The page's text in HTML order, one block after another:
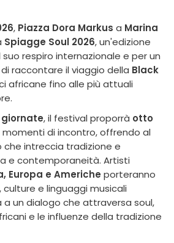
, Piazza Dora Markus a Marina
Spiagge Soul 2026, un'edizione
respiro internazionale e per un
raccontare il viaggio della Black
africane fino alle più attuali
, il festival proporrà otto
momenti di incontro, offrendo al
che intreccia tradizione e
e contemporaneità. Artisti
Europa e Americhe porteranno
e linguaggi musicali
un dialogo che attraversa soul,
e le influenze della tradizione